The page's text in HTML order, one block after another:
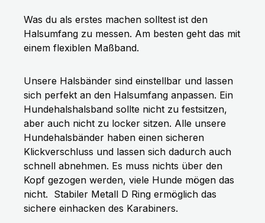
Was du als erstes machen solltest ist den
Halsumfang zu messen. Am besten geht das mit
einem flexiblen Maßband.
Unsere Halsbänder sind einstellbar und lassen
sich perfekt an den Halsumfang anpassen. Ein
Hundehalshalsband sollte nicht zu festsitzen,
aber auch nicht zu locker sitzen. Alle unsere
Hundehalsbänder haben einen sicheren
Klickverschluss und lassen sich dadurch auch
schnell abnehmen. Es muss nichts über den
Kopf gezogen werden, viele Hunde mögen das
nicht. Stabiler Metall D Ring ermöglich das
sichere einhacken des Karabiners.